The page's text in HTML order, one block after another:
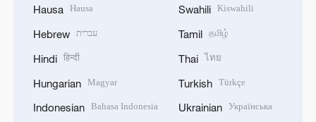
Hausa Hausa
Hebrew עברית
Hindi हिन्दी
Hungarian Magyar
Indonesian Bahasa Indonesia
Swahili Kiswahili
Tamil தமிழ்
Thai ไทย
Turkish Türkçe
Ukrainian Українська